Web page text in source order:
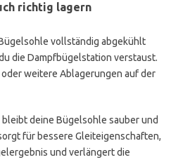
richtig lagern
vollständig abgekühlt
die Dampfbügelstation verstaust.
weitere Ablagerungen auf der
deine Bügelsohle sauber und
für bessere Gleiteigenschaften,
und verlängert die